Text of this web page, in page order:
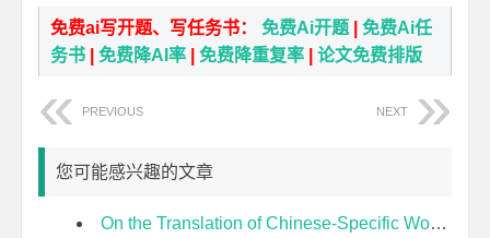
免费ai写开题、写任务书：免费Ai开题 |免费Ai任
务书 |免费降AI率 |免费降重复率 |论文免费排版
PREVIOUS NEXT
您可能感兴趣的文章
On the Translation of Chinese-Specific Words in Two Ways开题报告